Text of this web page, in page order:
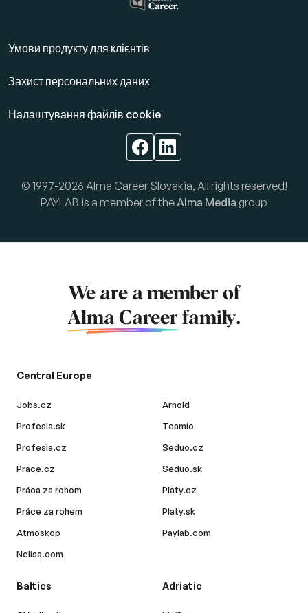
Умови продукту для клієнтів
Захист персональних даних
Налаштування файлів cookie
© 1997-2026 Alma Career Slovakia, All rights reserved!
PAYLAB is a member of the Alma Media group
We are a member of
Alma Career family.
Central Europe
Jobs.cz
Profesia.sk
Profesia.cz
Prace.cz
Práca za rohom
Práce za rohem
Atmoskop
Nelisa.com
Arnold
Teamio
Seduo.cz
Seduo.sk
Platy.cz
Platy.sk
Paylab.com
Baltics Adriatic